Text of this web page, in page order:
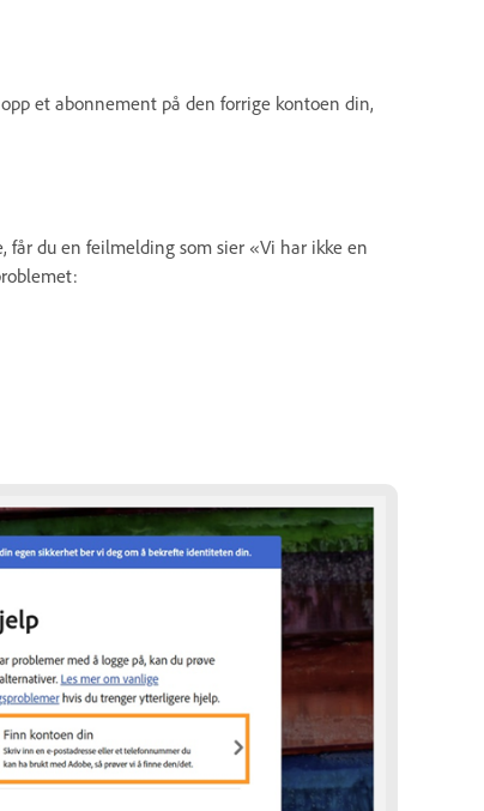
et abonnement på den forrige kontoen din,
får du en feilmelding som sier «Vi har ikke en